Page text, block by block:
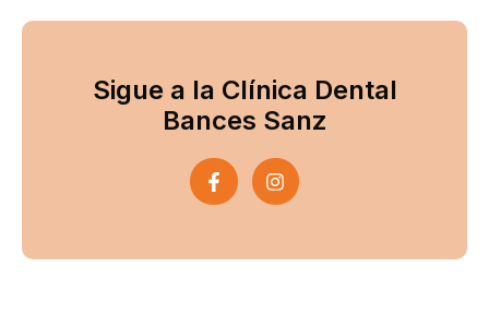
Sigue a la Clínica Dental
Bances Sanz